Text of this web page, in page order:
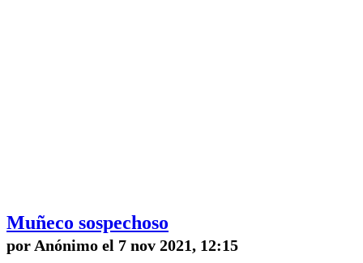
Muñeco sospechoso
por Anónimo el 7 nov 2021, 12:15